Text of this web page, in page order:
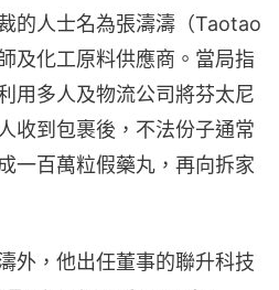
的人士名為張濤濤（Taotao
及化工原料供應商。當局指
用多人及物流公司將芬太尼
收到包裹後，不法份子通常
一百萬粒假藥丸，再向拆家
外，他出任董事的聯升科技